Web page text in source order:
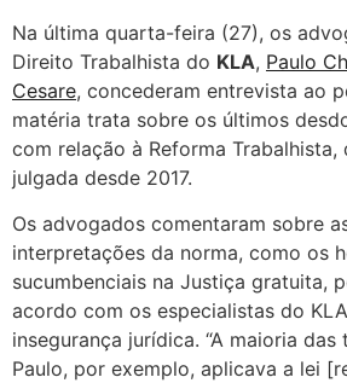
Na última quarta-feira (27), os
Direito Trabalhista do KLA, Paulo
Cesare, concederam entrevista ao
matéria trata sobre os últimos
com relação à Reforma Trabalhista,
julgada desde 2017.
Os advogados comentaram sobre
interpretações da norma, como os
sucumbenciais na Justiça gratuita,
acordo com os especialistas do
insegurança jurídica. “A maioria das
Paulo, por exemplo, aplicava a lei